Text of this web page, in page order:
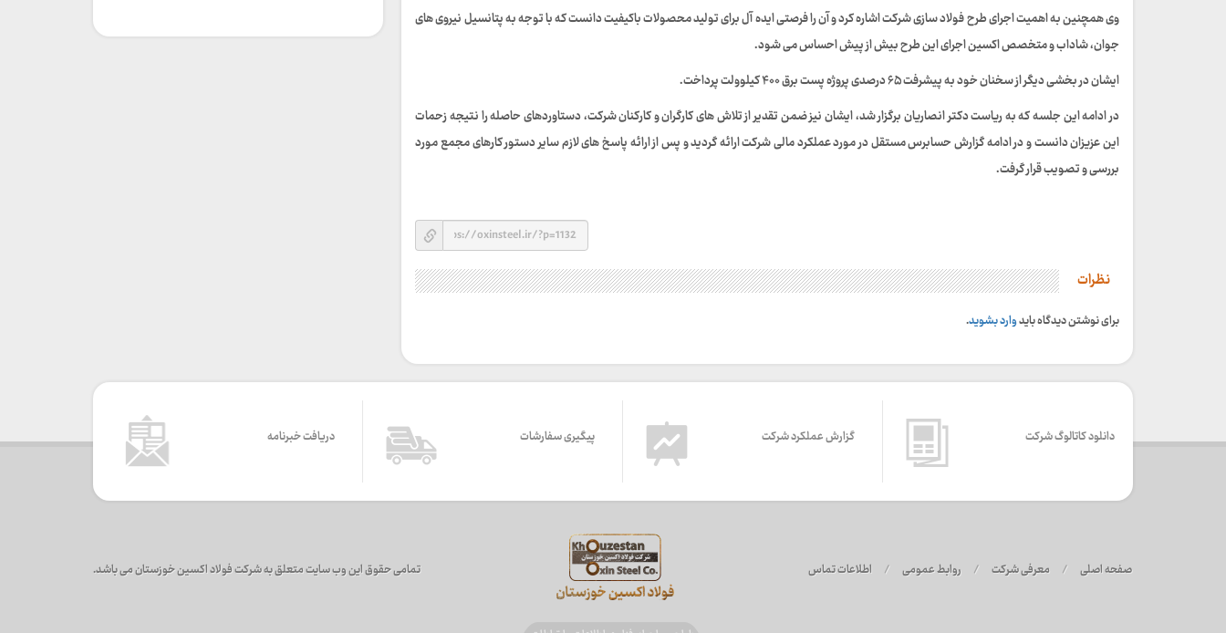
وی همچنین به اهمیت اجرای طرح فولاد سازی شرکت اشاره کرد و آن را فرصتی ایده آل برای تولید محصولات باکیفیت دانست که با توجه به پتانسیل نیروی های
جوان، شاداب و متخصص اکسین اجرای این طرح بیش از پیش احساس می شود.
ایشان در بخشی دیگر از سخنان خود به پیشرفت ۶۵ درصدی پروژه پست برق ۴۰۰ کیلوولت پرداخت.
در ادامه این جلسه که به ریاست دکتر انصاریان برگزار شد، ایشان نیز ضمن تقدیر از تلاش های کارگران و کارکنان شرکت، دستاوردهای حاصله را نتیجه زحمات
این عزیزان دانست و در ادامه گزارش حسابرس مستقل در مورد عملکرد مالی شرکت ارائه گردید و پس از ارائه پاسخ های لازم سایر دستور کارهای مجمع مورد
بررسی و تصویب قرار گرفت.
نظرات
برای نوشتن دیدگاه بایدوارد بشوید.
دانلود کاتالوگ شرکت گزارش عملکرد شرکت پیگیری سفارشات دریافت خبرنامه
صفحه اصلی / معرفی شرکت / روابط عمومی / اطلاعات تماس تمامی حقوق این وب سایت متعلق به شرکت فولاد اکسین خوزستان می باشد.